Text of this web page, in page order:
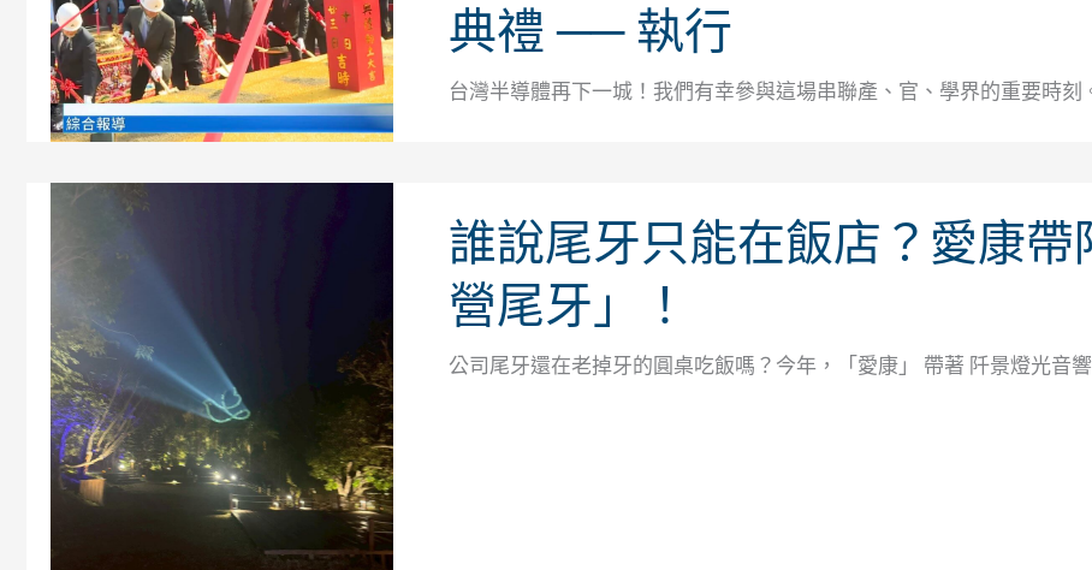
典禮 ── 執行
台灣半導體再下一城！我們有幸參與這場串聯產、官、學界的重要時
誰說尾牙只能在飯店？愛康
營尾牙」！
公司尾牙還在老掉牙的圓桌吃飯嗎？今年，「愛康」 帶著 阡景燈光音